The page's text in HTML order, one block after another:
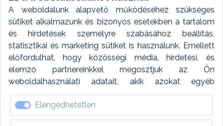
A weboldalunk alapvető működéséhez szükséges
sütiket alkalmazunk és bizonyos esetekben a tartalom
és hirdetések személyre szabásához beállítás,
statisztikai és marketing sütiket is használunk. Emellett
előfordulhat, hogy közösségi média, hirdetési, és
elemző partnereinkkel megosztjuk az Ön
weboldalhasználati adatait, akik azokat egyéb
forrásokból gyűjtött adatokkal kombinálhatják. A sütik
elfogadásával kapcsolatosan naplózást végzünk és
ezen adatokat 6 hónap után automatikusan töröljük. A
Elengedhetetlen
Fényképtár extra modul
Autómosó modul
Feladatütemezés